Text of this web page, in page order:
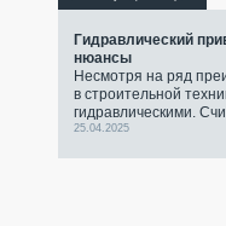
Гидравлический
нюансы
Несмотря на ряд
в строительной
гидравлическими.
25.04.2025